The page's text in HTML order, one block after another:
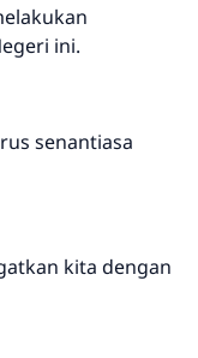
ini.
senantiasa
kita dengan